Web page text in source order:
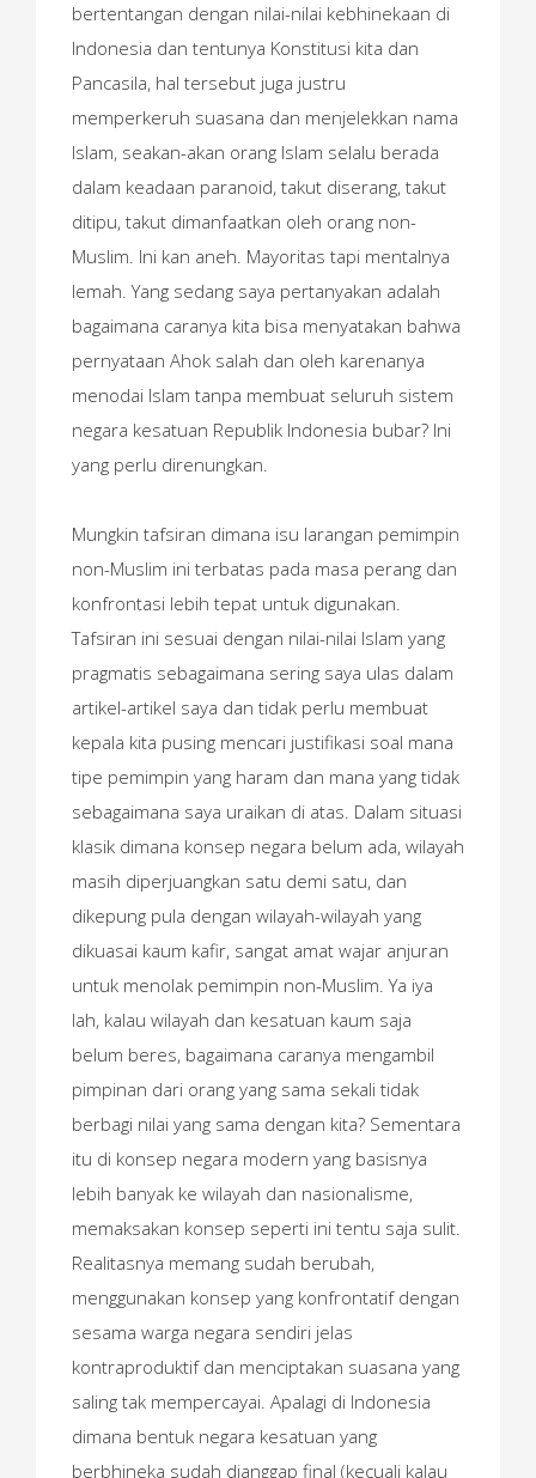
bertentangan dengan nilai-nilai kebhinekaan di
Indonesia dan tentunya Konstitusi kita dan
Pancasila, hal tersebut juga justru
memperkeruh suasana dan menjelekkan nama
Islam, seakan-akan orang Islam selalu berada
dalam keadaan paranoid, takut diserang, takut
ditipu, takut dimanfaatkan oleh orang non-
Muslim. Ini kan aneh. Mayoritas tapi mentalnya
lemah. Yang sedang saya pertanyakan adalah
bagaimana caranya kita bisa menyatakan bahwa
pernyataan Ahok salah dan oleh karenanya
menodai Islam tanpa membuat seluruh sistem
negara kesatuan Republik Indonesia bubar? Ini
yang perlu direnungkan.
Mungkin tafsiran dimana isu larangan pemimpin
non-Muslim ini terbatas pada masa perang dan
konfrontasi lebih tepat untuk digunakan.
Tafsiran ini sesuai dengan nilai-nilai Islam yang
pragmatis sebagaimana sering saya ulas dalam
artikel-artikel saya dan tidak perlu membuat
kepala kita pusing mencari justifikasi soal mana
tipe pemimpin yang haram dan mana yang tidak
sebagaimana saya uraikan di atas. Dalam situasi
klasik dimana konsep negara belum ada, wilayah
masih diperjuangkan satu demi satu, dan
dikepung pula dengan wilayah-wilayah yang
dikuasai kaum kafir, sangat amat wajar anjuran
untuk menolak pemimpin non-Muslim. Ya iya
lah, kalau wilayah dan kesatuan kaum saja
belum beres, bagaimana caranya mengambil
pimpinan dari orang yang sama sekali tidak
berbagi nilai yang sama dengan kita? Sementara
itu di konsep negara modern yang basisnya
lebih banyak ke wilayah dan nasionalisme,
memaksakan konsep seperti ini tentu saja sulit.
Realitasnya memang sudah berubah,
menggunakan konsep yang konfrontatif dengan
sesama warga negara sendiri jelas
kontraproduktif dan menciptakan suasana yang
saling tak mempercayai. Apalagi di Indonesia
dimana bentuk negara kesatuan yang
berbhineka sudah dianggap final (kecuali kalau